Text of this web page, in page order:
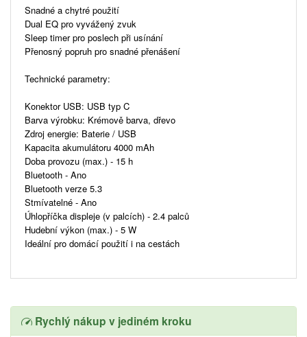
Snadné a chytré použití
Dual EQ pro vyvážený zvuk
Sleep timer pro poslech při usínání
Přenosný popruh pro snadné přenášení
Technické parametry:
Konektor USB: USB typ C
Barva výrobku: Krémově barva, dřevo
Zdroj energie: Baterie / USB
Kapacita akumulátoru 4000 mAh
Doba provozu (max.) - 15 h
Bluetooth - Ano
Bluetooth verze 5.3
Stmívatelné - Ano
Úhlopříčka displeje (v palcích) - 2.4 palců
Hudební výkon (max.) - 5 W
Ideální pro domácí použití i na cestách
Rychlý nákup v jediném kroku